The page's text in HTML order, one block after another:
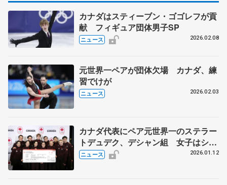
カナダはスティーブン・ゴゴレフが貢
献 フィギュア団体男子SP
ニュース 2026.02.08
元世界一ペアが団体欠場 カナダ、練
習でけが
ニュース 2026.02.03
カナダ代表にペア元世界一のステラー
トデュデク、デシャン組 女子はシザ
ス、男子はゴゴレフ ミラノ冬季オリ
ニュース 2026.01.12